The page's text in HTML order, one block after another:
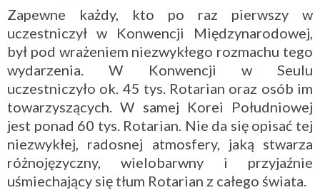
Zapewne każdy, kto po raz pierwszy w
uczestniczył w Konwencji Międzynarodowej,
był pod wrażeniem niezwykłego rozmachu tego
wydarzenia. W Konwencji w Seulu
uczestniczyło ok. 45 tys. Rotarian oraz osób im
towarzyszących. W samej Korei Południowej
jest ponad 60 tys. Rotarian. Nie da się opisać tej
niezwykłej, radosnej atmosfery, jaką stwarza
różnojęzyczny, wielobarwny i przyjaźnie
uśmiechający się tłum Rotarian z całego świata.